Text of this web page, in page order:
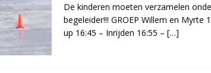
De kinderen moeten verzamelen
begeleider!!! GROEP Willem en Myrte
up 16:45 – Inrijden 16:55 – […]